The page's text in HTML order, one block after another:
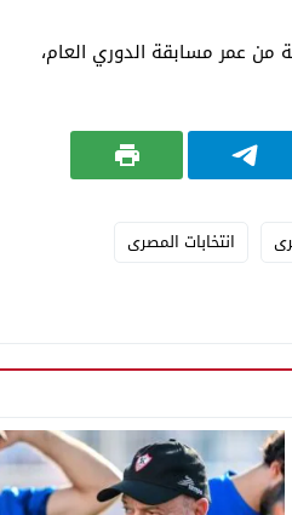
من عمر مسابقة الدوري العام،
انتخابات المصرى